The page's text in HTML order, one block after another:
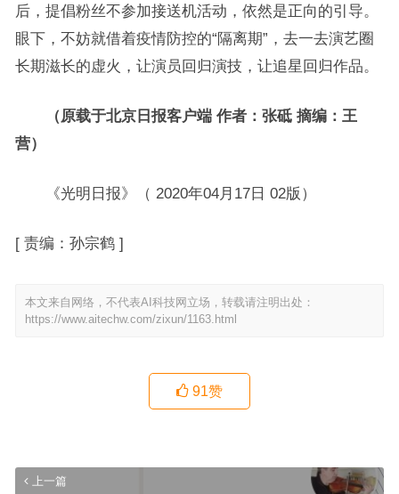
后，提倡粉丝不参加接送机活动，依然是正向的引导。
眼下，不妨就借着疫情防控的“隔离期”，去一去演艺圈
长期滋长的虚火，让演员回归演技，让追星回归作品。
（原载于北京日报客户端 作者：张砥 摘编：王
营）
《光明日报》（ 2020年04月17日 02版）
[ 责编：孙宗鹤]
本文来自网络，不代表AI科技网立场，转载请注明出处：
https://www.aitechw.com/zixun/1163.html
91赞
上一篇